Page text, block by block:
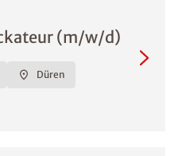
(m/w/d)
Düren